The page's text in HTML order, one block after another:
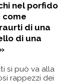
nel porfido
come
di una
di una
si può va alla
rappezzi dei